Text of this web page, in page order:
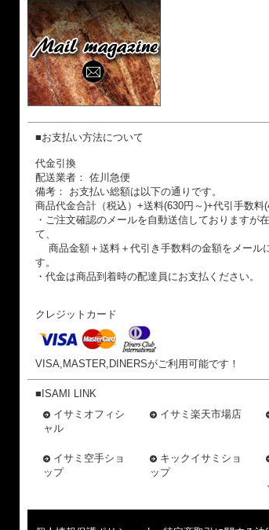
■お支払い方法について
代金引換
配送業者： 佐川急便
備考： お支払い総額は以下の通りです。
商品代金合計（税込）+送料(630円～)+代引手数料
・ご注文確認のメールを自動送信しておりますが
て、
商品金額＋送料＋代引き手数料の金額をメール
す。
・代金は商品到着時の配達員にお支払ください。
クレジットカード
VISA,MASTER,DINERSがご利用可能です！
■ISAMI LINK
イサミオフィシ
ャル
イサミ楽天市場店
イサミ空手ショ
ップ
キックイサミショ
ップ